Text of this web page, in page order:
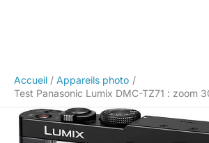
Accueil
Appareils photo
Test Panasonic Lumix DMC-TZ71 : zoom